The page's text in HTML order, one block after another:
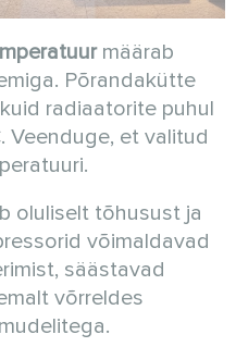
määrab
Põrandakütte
radiaatorite puhul
Veenduge, et valitud
oluliselt tõhusust ja
võimaldavad
säästavad
võrreldes